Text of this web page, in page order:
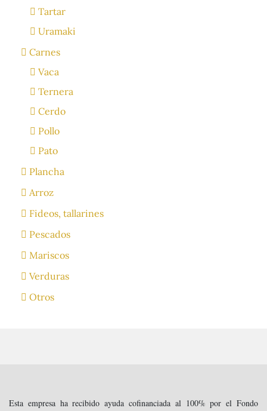
Tartar
Uramaki
Carnes
Vaca
Ternera
Cerdo
Pollo
Pato
Plancha
Arroz
Fideos, tallarines
Pescados
Mariscos
Verduras
Otros
Esta empresa ha recibido ayuda cofinanciada al 100% por el Fondo